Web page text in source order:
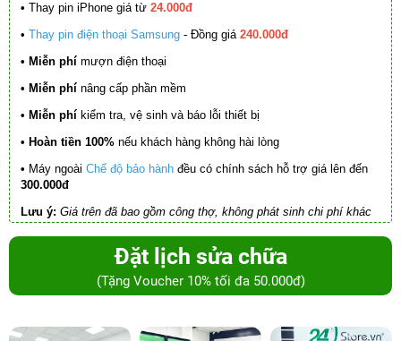
• Thay pin iPhone giá từ 24.000đ
• Thay pin điện thoại Samsung - Đồng giá 240.000đ
• Miễn phí mượn điện thoại
• Miễn phí nâng cấp phần mềm
• Miễn phí kiểm tra, vệ sinh và báo lỗi thiết bị
• Hoàn tiền 100% nếu khách hàng không hài lòng
• Máy ngoài Chế độ bảo hành đều có chính sách hỗ trợ giá lên đến
300.000đ
Lưu ý: Giá trên đã bao gồm công thợ, không phát sinh chi phí khác
Đặt lịch sửa chữa
(Tặng Voucher 10% tối đa 50.000đ)